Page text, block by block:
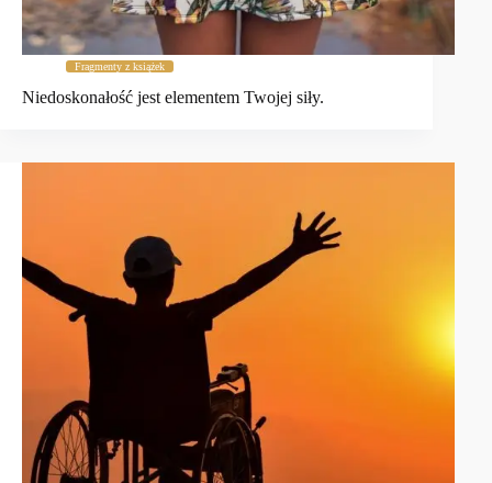
Fragmenty z książek
Niedoskonałość jest elementem Twojej siły.